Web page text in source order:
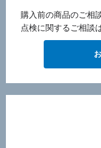
購入前の商品のご相
点検に関するご相談